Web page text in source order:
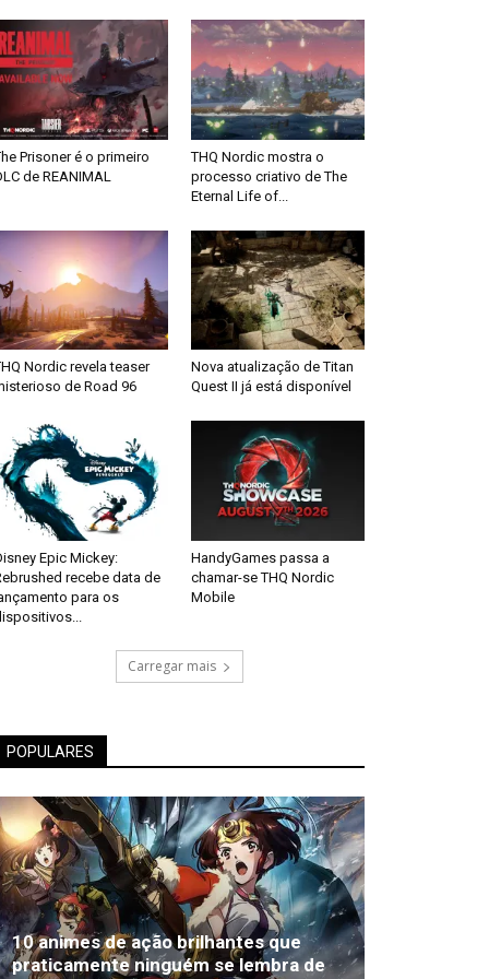
Prisoner é o primeiro
de REANIMAL
THQ Nordic mostra o
processo criativo de The
Eternal Life of...
Nordic revela teaser
de Road 96
Nova atualização de Titan
Quest II já está disponível
Epic Mickey:
recebe data de
para os
HandyGames passa a
chamar-se THQ Nordic
Mobile
Carregar mais
POPULARES
10 animes de ação brilhantes que
praticamente ninguém se lembra de